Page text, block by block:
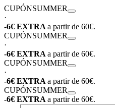
CUPÓNSUMMER
·
-6€ EXTRA a partir de 60€.
CUPÓNSUMMER
·
-6€ EXTRA a partir de 60€.
CUPÓNSUMMER
·
-6€ EXTRA a partir de 60€.
CUPÓNSUMMER
-6€ EXTRA a partir de 60€.